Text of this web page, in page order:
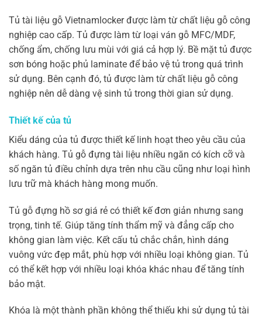
Tủ tài liệu gỗ Vietnamlocker được làm từ chất liệu gỗ công
nghiệp cao cấp. Tủ được làm từ loại ván gỗ MFC/MDF,
chống ẩm, chống lưu mùi với giá cả hợp lý. Bề mặt tủ được
sơn bóng hoặc phủ laminate để bảo vệ tủ trong quá trình
sử dụng. Bên cạnh đó, tủ được làm từ chất liệu gỗ công
nghiệp nên dễ dàng vệ sinh tủ trong thời gian sử dụng.
Thiết kế của tủ
Kiểu dáng của tủ được thiết kế linh hoạt theo yêu cầu của
khách hàng. Tủ gỗ đựng tài liệu nhiều ngăn có kích cỡ và
số ngăn tủ điều chỉnh dựa trên nhu cầu cũng như loại hình
lưu trữ mà khách hàng mong muốn.
Tủ gỗ đựng hồ sơ giá rẻ có thiết kế đơn giản nhưng sang
trọng, tinh tế. Giúp tăng tính thẩm mỹ và đẳng cấp cho
không gian làm việc. Kết cấu tủ chắc chắn, hình dáng
vuông vức đẹp mắt, phù hợp với nhiều loại không gian. Tủ
có thể kết hợp với nhiều loại khóa khác nhau để tăng tính
bảo mật.
Khóa là một thành phần không thể thiếu khi sử dụng tủ tài